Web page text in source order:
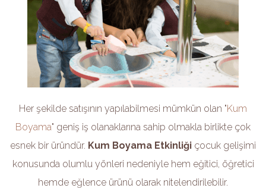
Her şekilde satışının yapılabilmesi mümkün olan "Kum
Boyama" geniş iş olanaklarına sahip olmakla birlikte çok
esnek bir üründür. Kum Boyama Etkinliği çocuk gelişimi
konusunda olumlu yönleri nedeniyle hem eğitici, öğretici
hemde eğlence ürünü olarak nitelendirilebilir.